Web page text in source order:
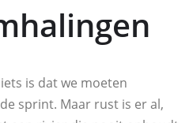
is dat we moeten
sprint. Maar rust is er al,